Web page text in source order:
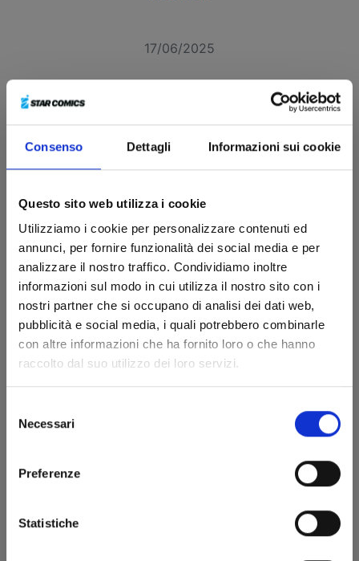
Consenso Dettagli Informazioni sui cookie
Questo sito web utilizza i cookie
Utilizziamo i cookie per personalizzare contenuti ed
annunci, per fornire funzionalità dei social media e per
analizzare il nostro traffico. Condividiamo inoltre
informazioni sul modo in cui utilizza il nostro sito con i
nostri partner che si occupano di analisi dei dati web,
pubblicità e social media, i quali potrebbero combinarle
con altre informazioni che ha fornito loro o che hanno
raccolto dal suo utilizzo dei loro servizi.
delNecessari
Preferenze
Statistiche
17/06/2025